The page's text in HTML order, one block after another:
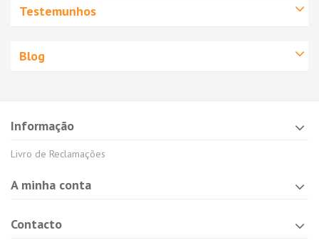
Testemunhos
Blog
Informação
Livro de Reclamações
A minha conta
Contacto